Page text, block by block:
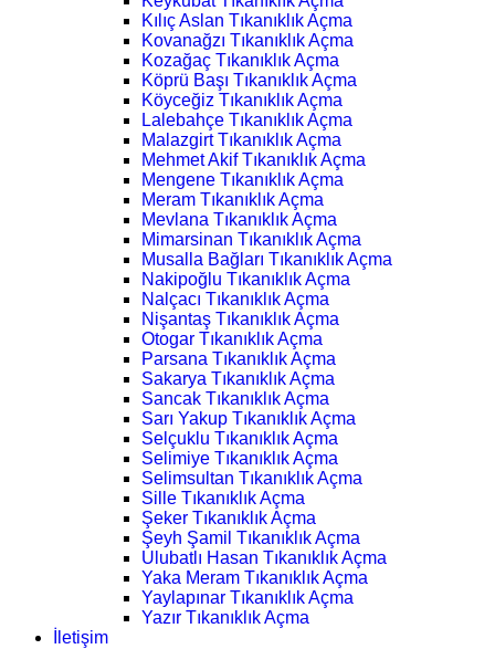
Kılıç Aslan Tıkanıklık Açma
Kovanağzı Tıkanıklık Açma
Kozağaç Tıkanıklık Açma
Köprü Başı Tıkanıklık Açma
Köyceğiz Tıkanıklık Açma
Lalebahçe Tıkanıklık Açma
Malazgirt Tıkanıklık Açma
Mehmet Akif Tıkanıklık Açma
Mengene Tıkanıklık Açma
Meram Tıkanıklık Açma
Mevlana Tıkanıklık Açma
Mimarsinan Tıkanıklık Açma
Musalla Bağları Tıkanıklık Açma
Nakipoğlu Tıkanıklık Açma
Nalçacı Tıkanıklık Açma
Nişantaş Tıkanıklık Açma
Otogar Tıkanıklık Açma
Parsana Tıkanıklık Açma
Sakarya Tıkanıklık Açma
Sancak Tıkanıklık Açma
Sarı Yakup Tıkanıklık Açma
Selçuklu Tıkanıklık Açma
Selimiye Tıkanıklık Açma
Selimsultan Tıkanıklık Açma
Sille Tıkanıklık Açma
Şeker Tıkanıklık Açma
Şeyh Şamil Tıkanıklık Açma
Ulubatlı Hasan Tıkanıklık Açma
Yaka Meram Tıkanıklık Açma
Yaylapınar Tıkanıklık Açma
Yazır Tıkanıklık Açma
İletişim